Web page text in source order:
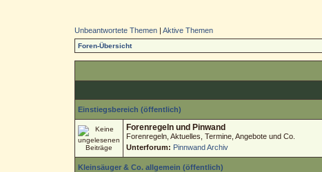
Unbeantwortete Themen| Aktive Themen
Foren-Übersicht
Einstiegsbereich (öffentlich)
Forenregeln und Pinwand
Forenregeln, Aktuelles, Termine, Angebote und Co.
Unterforum: Pinnwand Archiv
Kleinsäuger & Co. allgemein (öffentlich)